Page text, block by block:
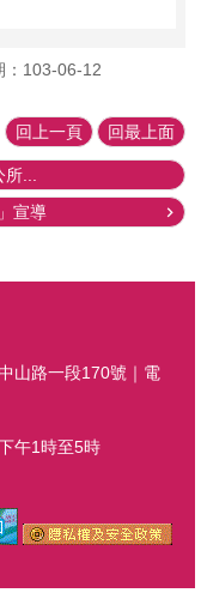
：103-06-12
回上一頁 回最上面
所...
宣導
山路一段170號｜電
午1時至5時